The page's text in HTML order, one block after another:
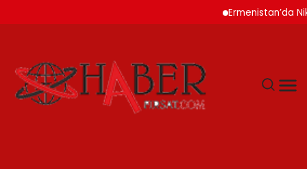
Ermenistan’da Nikol